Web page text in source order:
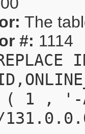
The
#: 1114
( 1 ,